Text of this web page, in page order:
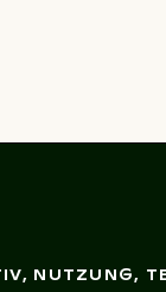
NUTZUNG,